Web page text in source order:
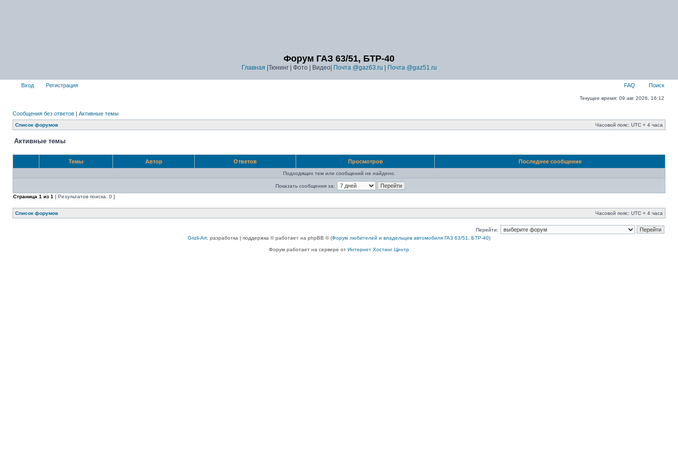
Форум ГАЗ 63/51, БТР-40
Главная |Тюнинг | Фото | Видео| Почта @gaz63.ru Почта @gaz51.ru
Вход Регистрация FAQ Поиск
Текущее время: 09 авг 2026, 16:12
Сообщения без ответов | Активные темы
Список форумов Часовой пояс: UTC + 4 часа
Активные темы
Темы Автор Ответов Просмотров Последнее сообщение
Подходящих тем или сообщений не найдено.
Показать сообщения за:
Страница 1 из 1 [ Результатов поиска: 0 ]
Список форумов Часовой пояс: UTC + 4 часа
Перейти:
Grizli-Art: разработка | поддержка © работает на phpBB © (Форум любителей и владельцев автомобиля ГАЗ 63/51, БТР-40)
Форум работает на сервере от Интернет Хостинг Центр